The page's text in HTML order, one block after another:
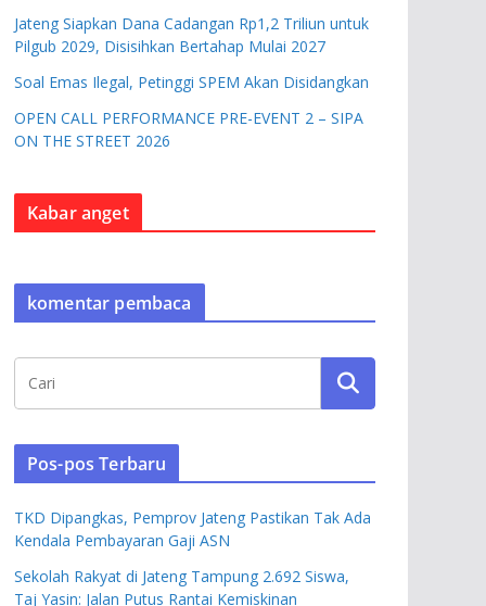
Jateng Siapkan Dana Cadangan Rp1,2 Triliun untuk
Pilgub 2029, Disisihkan Bertahap Mulai 2027
Soal Emas Ilegal, Petinggi SPEM Akan Disidangkan
OPEN CALL PERFORMANCE PRE-EVENT 2 – SIPA
ON THE STREET 2026
Kabar anget
komentar pembaca
Pos-pos Terbaru
TKD Dipangkas, Pemprov Jateng Pastikan Tak Ada
Kendala Pembayaran Gaji ASN
Sekolah Rakyat di Jateng Tampung 2.692 Siswa,
Taj Yasin: Jalan Putus Rantai Kemiskinan